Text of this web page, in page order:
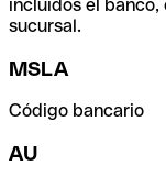
incluidos el
sucursal.
MSLA
Código bancario
AU